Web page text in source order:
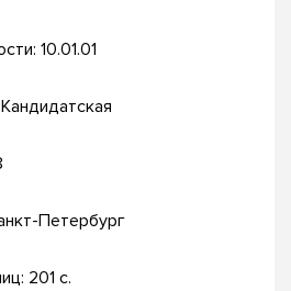
10.01.01
Кандидатская
Петербург
201 с.